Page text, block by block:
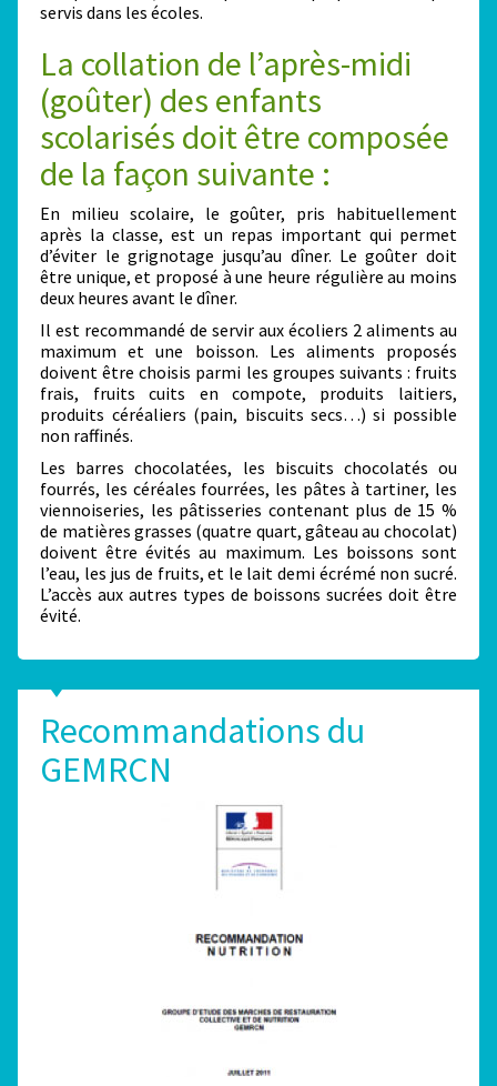
servis dans les écoles.
La collation de l’après-midi
(goûter) des enfants
scolarisés doit être composée
de la façon suivante :
En milieu scolaire, le goûter, pris habituellement
après la classe, est un repas important qui permet
d’éviter le grignotage jusqu’au dîner. Le goûter doit
être unique, et proposé à une heure régulière au moins
deux heures avant le dîner.
Il est recommandé de servir aux écoliers 2 aliments au
maximum et une boisson. Les aliments proposés
doivent être choisis parmi les groupes suivants : fruits
frais, fruits cuits en compote, produits laitiers,
produits céréaliers (pain, biscuits secs…) si possible
non raffinés.
Les barres chocolatées, les biscuits chocolatés ou
fourrés, les céréales fourrées, les pâtes à tartiner, les
viennoiseries, les pâtisseries contenant plus de 15 %
de matières grasses (quatre quart, gâteau au chocolat)
doivent être évités au maximum. Les boissons sont
l’eau, les jus de fruits, et le lait demi écrémé non sucré.
L’accès aux autres types de boissons sucrées doit être
évité.
Recommandations du
GEMRCN